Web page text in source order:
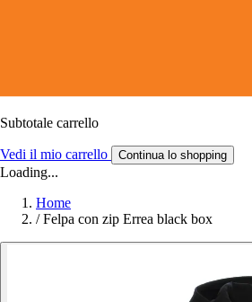
Subtotale carrello
Vedi il mio carrello Continua lo shopping
Loading...
Home
/ Felpa con zip Errea black box